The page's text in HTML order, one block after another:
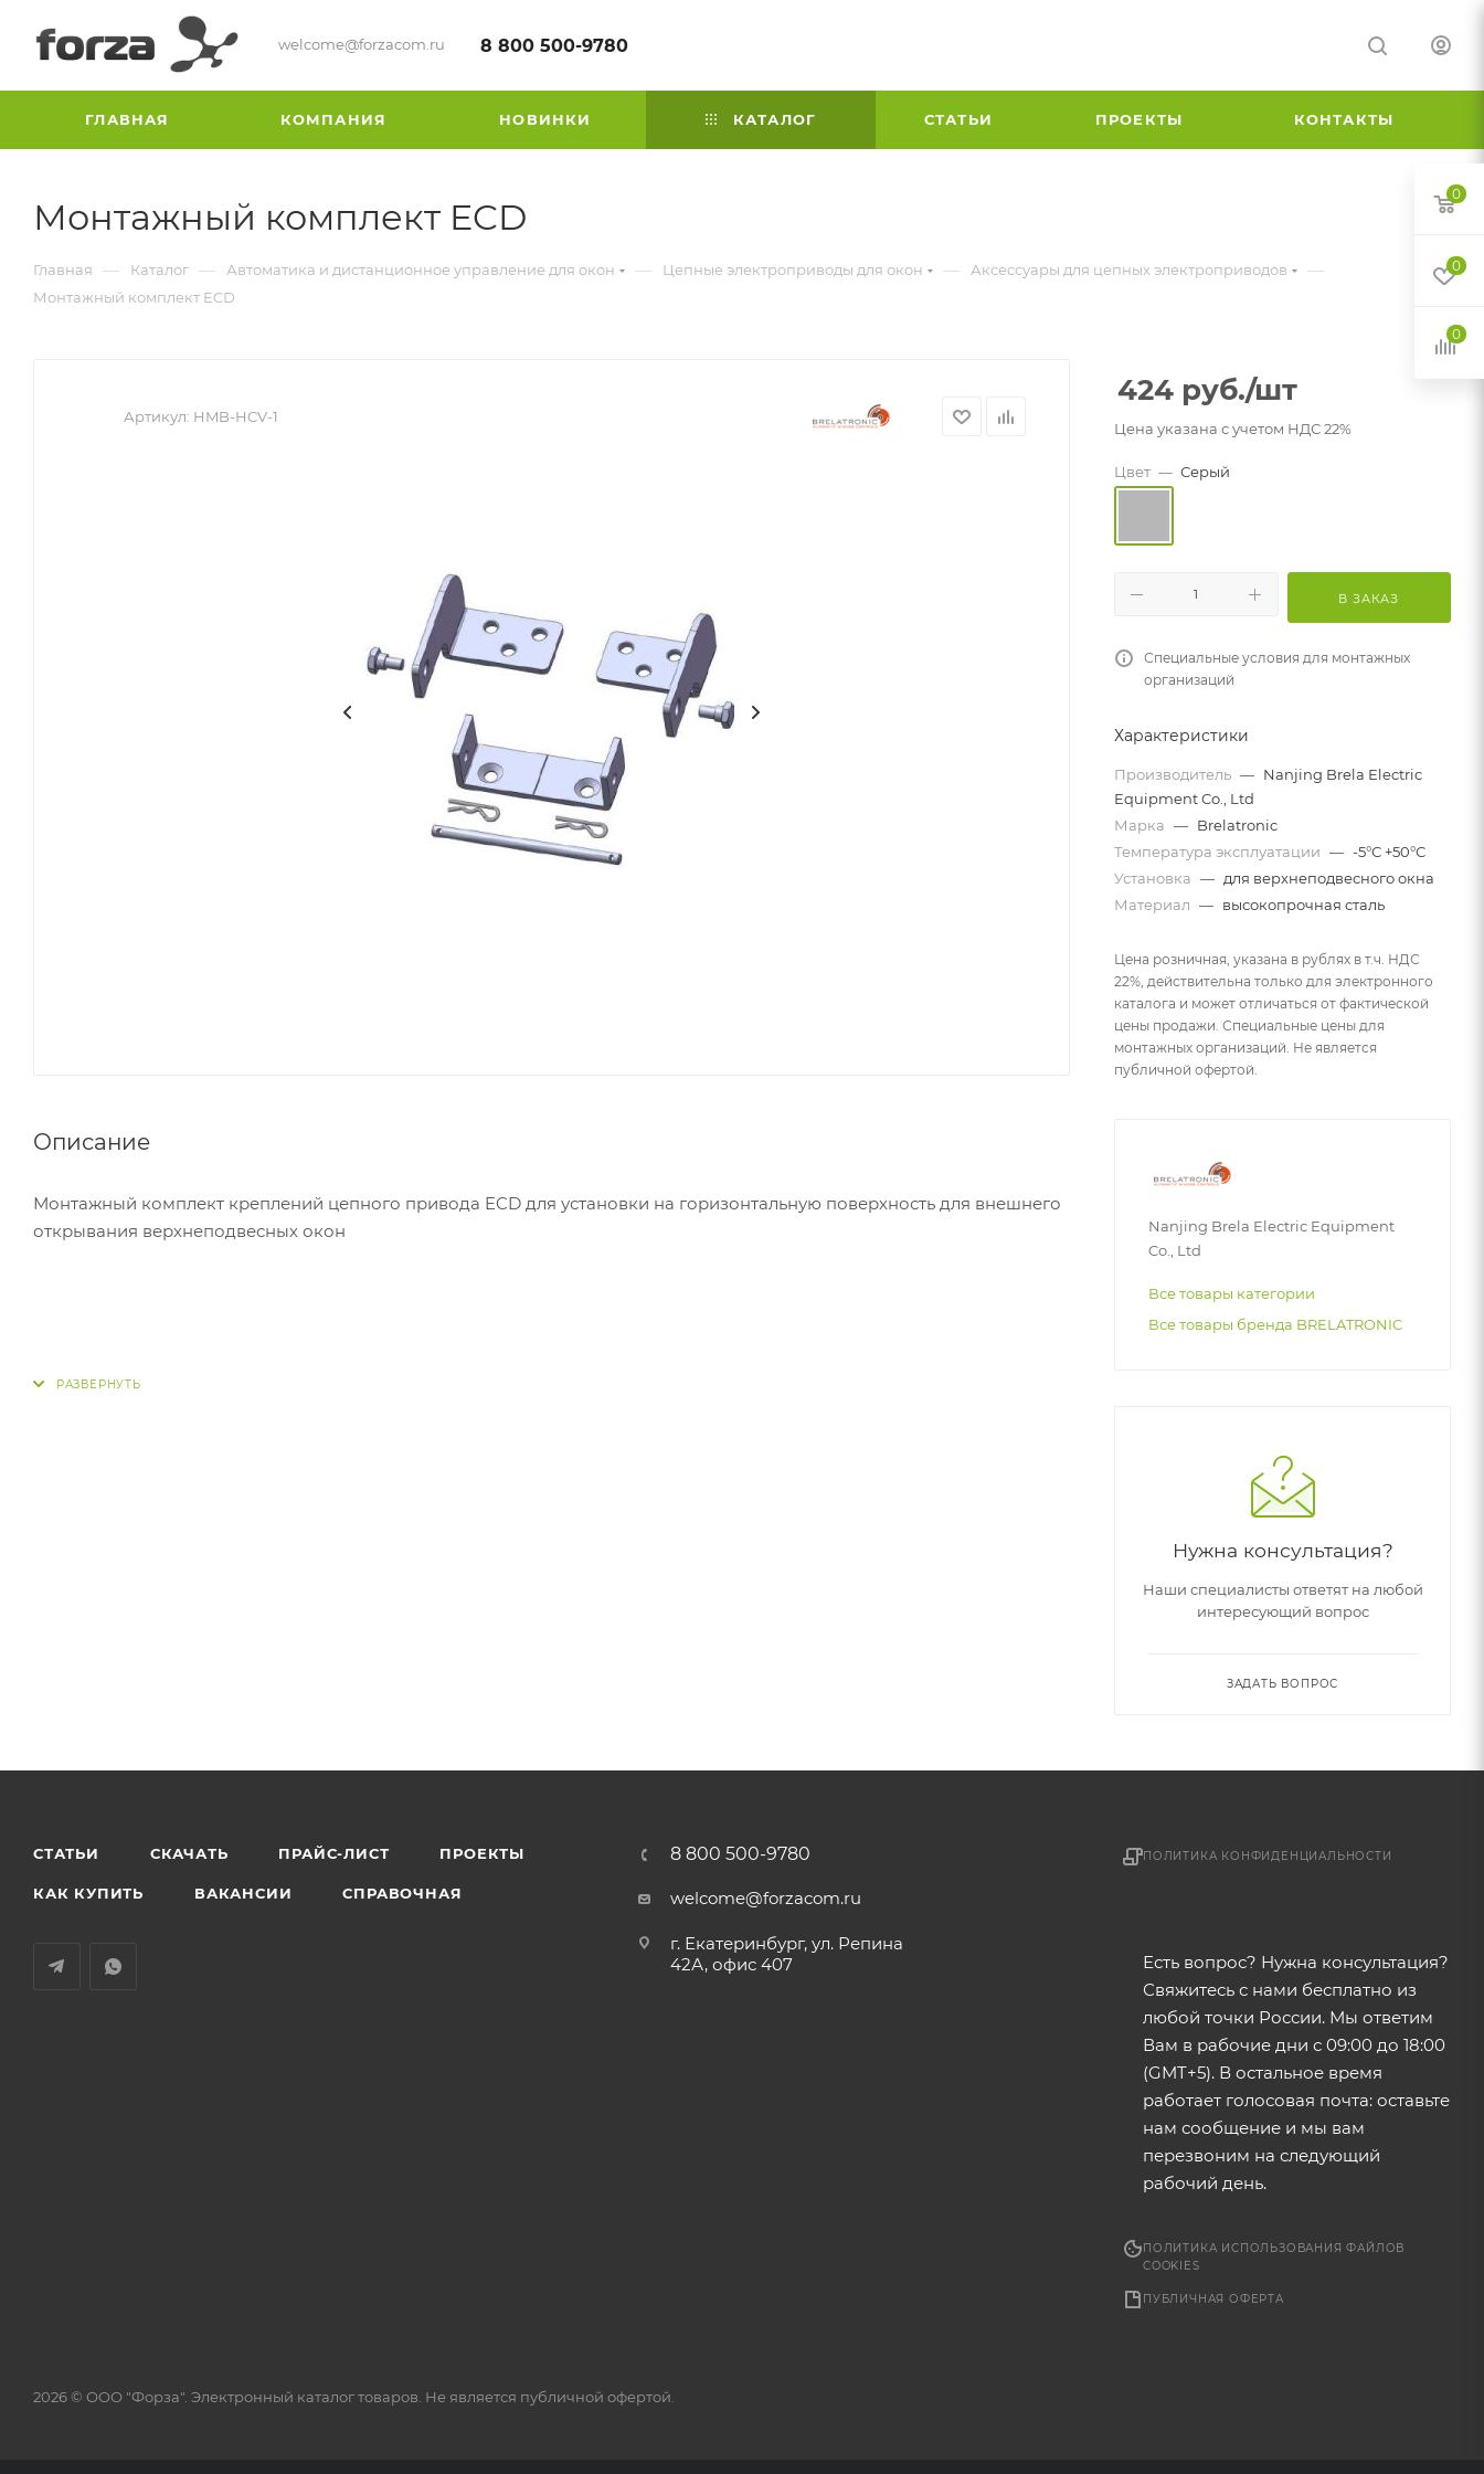
welcome@forzacom.ru 8 800 500-9780
ГЛАВНАЯ КОМПАНИЯ НОВИНКИ КАТАЛОГ СТАТЬИ ПРОЕКТЫ КОНТАКТЫ
Монтажный комплект ECD
Главная — Каталог — Автоматика и дистанционное управление для окон — Цепные электроприводы для окон — Аксессуары для цепных электроприводов —
Монтажный комплект ECD
Артикул: HMB-HCV-1
Описание
Монтажный комплект креплений цепного привода ECD для установки на горизонтальную поверхность для внешнего
открывания верхнеподвесных окон
424 руб./шт
Цена указана с учетом НДС 22%
Цвет — Серый
В ЗАКАЗ
Специальные условия для монтажных
организаций
Характеристики
Производитель — Nanjing Brela Electric
Equipment Co., Ltd
Марка — Brelatronic
Температура эксплуатации — -5°С +50°С
Установка — для верхнеподвесного окна
Материал — высокопрочная сталь
Цена розничная, указана в рублях в т.ч. НДС
22%, действительна только для электронного
каталога и может отличаться от фактической
цены продажи. Специальные цены для
монтажных организаций. Не является
публичной офертой.
Nanjing Brela Electric Equipment
Co., Ltd
Все товары категории
Все товары бренда BRELATRONIC
Нужна консультация?
Наши специалисты ответят на любой
интересующий вопрос
ЗАДАТЬ ВОПРОС
СТАТЬИ СКАЧАТЬ ПРАЙС-ЛИСТ ПРОЕКТЫ
КАК КУПИТЬ ВАКАНСИИ СПРАВОЧНАЯ
8 800 500-9780
welcome@forzacom.ru
г. Екатеринбург, ул. Репина
42А, офис 407
ПОЛИТИКА КОНФИДЕНЦИАЛЬНОСТИ
Есть вопрос? Нужна консультация?
Свяжитесь с нами бесплатно из
любой точки России. Мы ответим
Вам в рабочие дни с 09:00 до 18:00
(GMT+5). В остальное время
работает голосовая почта: оставьте
нам сообщение и мы вам
перезвоним на следующий
рабочий день.
ПОЛИТИКА ИСПОЛЬЗОВАНИЯ ФАЙЛОВ
COOKIES
ПУБЛИЧНАЯ ОФЕРТА
2026 © ООО "Форза". Электронный каталог товаров. Не является публичной офертой.
0
0
0